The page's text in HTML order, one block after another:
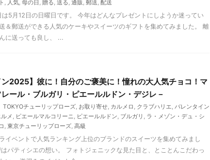
, 人気, 母の日 , 贈る, 送る, 通販, 郵送, 配送
5月12日の日曜日です。 今年はどんなプレゼントにしようか迷ってい
＆郵送ができる人気のケーキやスイーツのギフトを集めてみました。 離
に送っても良し、 ...
ン2025】彼に！自分のご褒美に！憧れの大人気チョコ！マ
ール・ブルガリ・ピエールルドン・デジレ－
TOKYOチューリップローズ, お取り寄せ, カルメロ , クラブハリエ, バレンタイン
メ , ピエールマルコリーニ, ピエールルドン, ブルガリ , ラ・メゾン・デュ・シ
, 東京チューリップローズ, 高級
イベントで人気ランキング上位のブランドのスイーツを集めてみまし
パティシエの想い。 フォトジェニックな見た目と、とことんこだわっ